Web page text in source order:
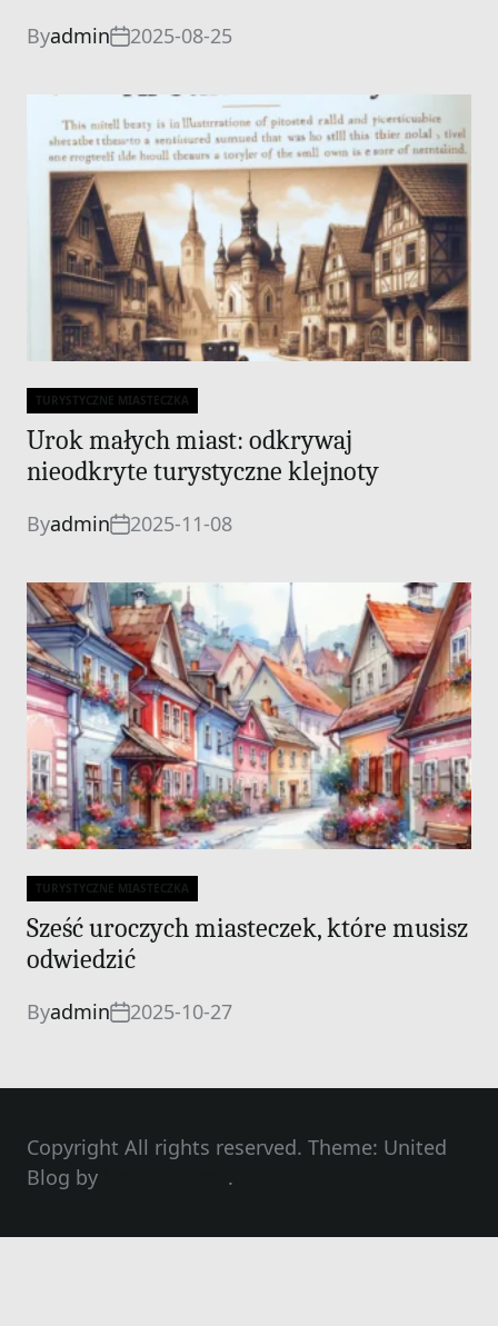
Byadmin 2025-08-25
Categories
TURYSTYCZNE MIASTECZKA
Urok małych miast: odkrywaj
nieodkryte turystyczne klejnoty
Byadmin 2025-11-08
Categories
TURYSTYCZNE MIASTECZKA
Sześć uroczych miasteczek, które musisz
odwiedzić
Byadmin 2025-10-27
Copyright All rights reserved. Theme: United
Blog by
.